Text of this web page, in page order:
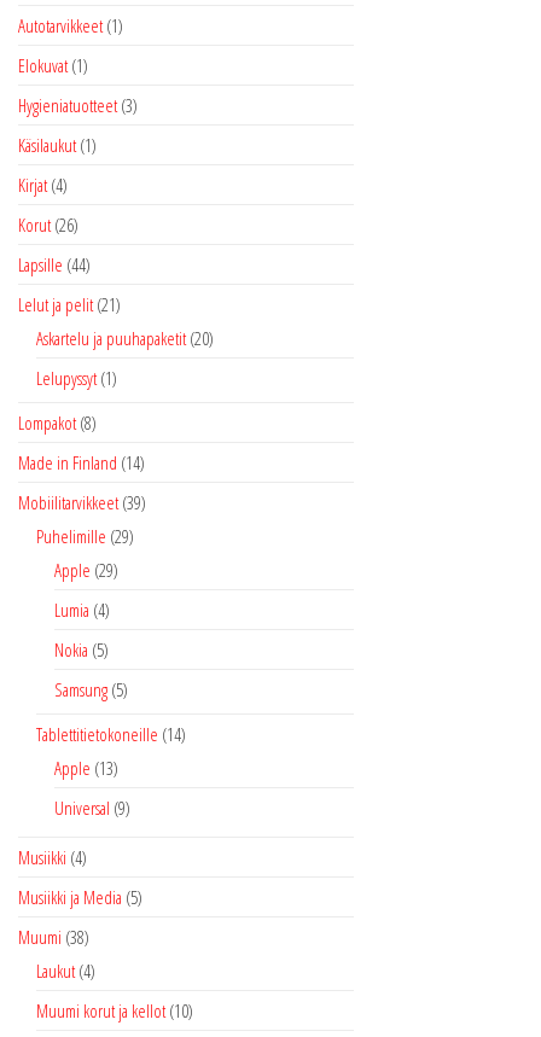
Autotarvikkeet (1)
Elokuvat (1)
Hygieniatuotteet (3)
Käsilaukut (1)
Kirjat (4)
Korut (26)
Lapsille (44)
Lelut ja pelit (21)
Askartelu ja puuhapaketit (20)
Lelupyssyt (1)
Lompakot (8)
Made in Finland (14)
Mobiilitarvikkeet (39)
Puhelimille (29)
Apple (29)
Lumia (4)
Nokia (5)
Samsung (5)
Tablettitietokoneille (14)
Apple (13)
Universal (9)
Musiikki (4)
Musiikki ja Media (5)
Muumi (38)
Laukut (4)
Muumi korut ja kellot (10)